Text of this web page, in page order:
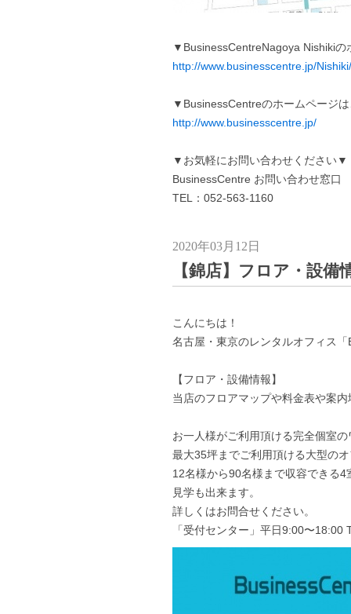
▼BusinessCentreNagoya Nishiki
http://www.businesscentre.jp/Nishiki/
▼BusinessCentreのホームページ
http://www.businesscentre.jp/
▼お気軽にお問い合わせください▼
BusinessCentre お問い合わせ窓口
TEL：052-563-1160
2020年03月12日
【錦店】フロア・設備
こんにちは！
名古屋・東京のレンタルオフィス
【フロア・設備情報】
当店のフロアマップや料金表や案
お一人様がご利用頂ける完全個室
最大35坪までご利用頂ける大型の
12名様から90名様まで収容できる
見学も出来ます。
詳しくはお問合せください。
「受付センター」平日9:00〜18:00